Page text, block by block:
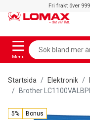
Fri frakt över
Menu
Startsida Elektronik
Brother
5% Bonus